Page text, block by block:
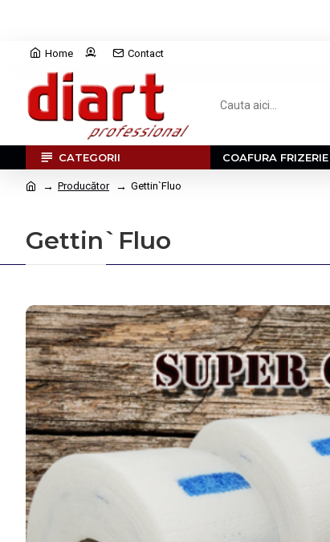
Home Contact
CATEGORII COAFURA FRIZERIE
Producător Gettin`Fluo
Gettin`Fluo